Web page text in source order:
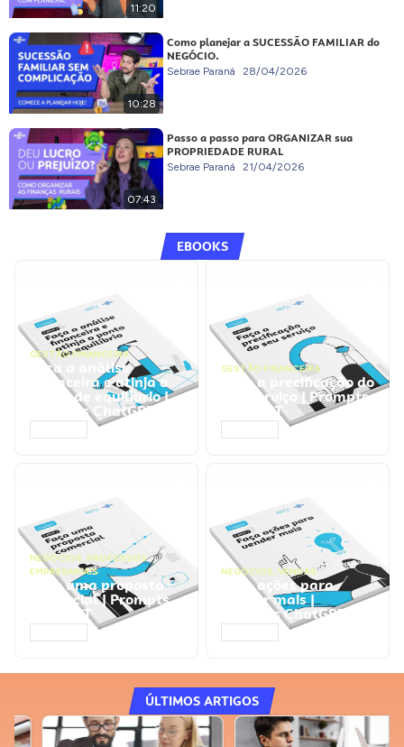
11:20
10:28
Como planejar a SUCESSÃO FAMILIAR do
NEGÓCIO.
Sebrae Paraná 28/04/2026
07:43
Passo a passo para ORGANIZAR sua
PROPRIEDADE RURAL
Sebrae Paraná 21/04/2026
EBOOKS
GESTÃO FINANCEIRA
Faça a análise
financeira e atinja o
ponto de equilíbrio |
Prompts ChatGPT
GESTÃO FINANCEIRA
Faça a precificação do
seu serviço | Prompts
ChatGPT
NEGÓCIOS, PROCESSOS
EMPRESARIAIS
Faça uma proposta
comercial | Prompts
ChatGPT
NEGÓCIOS, VENDAS
Faça ações para
vender mais |
Prompts ChatGPT
ÚLTIMOS ARTIGOS